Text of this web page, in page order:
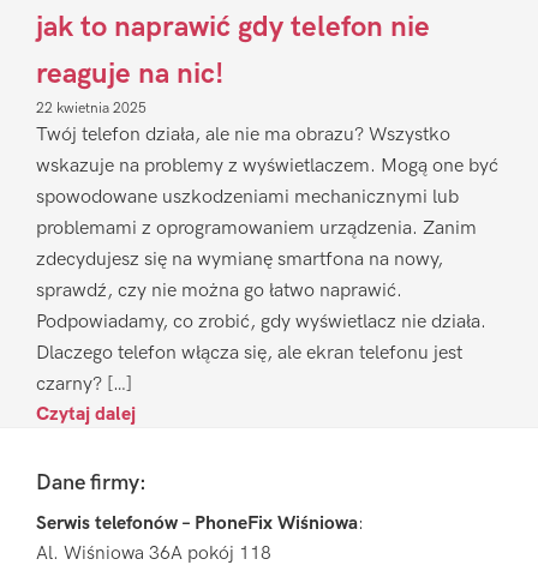
jak to naprawić gdy telefon nie
reaguje na nic!
22 kwietnia 2025
Twój telefon działa, ale nie ma obrazu? Wszystko
wskazuje na problemy z wyświetlaczem. Mogą one być
spowodowane uszkodzeniami mechanicznymi lub
problemami z oprogramowaniem urządzenia. Zanim
zdecydujesz się na wymianę smartfona na nowy,
sprawdź, czy nie można go łatwo naprawić.
Podpowiadamy, co zrobić, gdy wyświetlacz nie działa.
Dlaczego telefon włącza się, ale ekran telefonu jest
czarny? […]
Czytaj dalej
FooterDane firmy:
Serwis telefonów – PhoneFix Wiśniowa:
Al. Wiśniowa 36A pokój 118